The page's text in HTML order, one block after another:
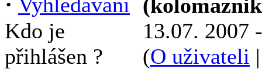
Kdo je
přihlášen ?
13.07. 2007
(O uživateli